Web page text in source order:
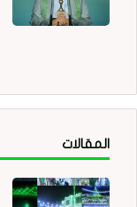
المقالات